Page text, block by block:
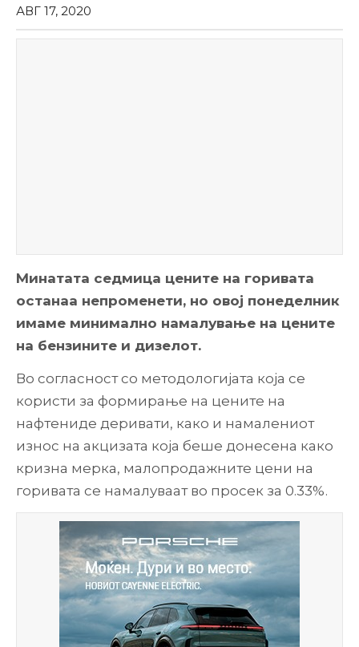
АВГ 17, 2020
Минатата седмица цените на горивата
останаа непроменети, но овој понеделник
имаме минимално намалување на цените
на бензините и дизелот.
Во согласност со методологијата која се
користи за формирање на цените на
нафтениде деривати, како и намалениот
износ на акцизата која беше донесена како
кризна мерка, малопродажните цени на
горивата се намалуваат во просек за 0.33%.